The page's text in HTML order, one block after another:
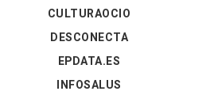
CULTURAOCIO
DESCONECTA
EPDATA.ES
INFOSALUS